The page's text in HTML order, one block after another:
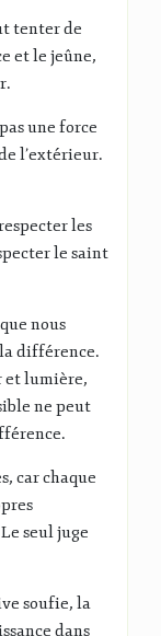
tenter de
et le jeûne,
une force
l’extérieur.
les
le saint
nous
différence.
et lumière,
ne peut
car chaque
seul juge
soufie, la
dans